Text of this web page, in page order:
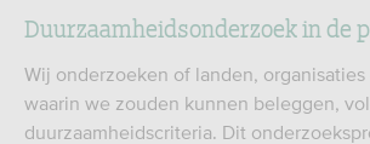
Duurzaamheidsonderzoek in de
Wij onderzoeken of landen,
waarin we zouden kunnen beleggen,
duurzaamheidscriteria. Dit